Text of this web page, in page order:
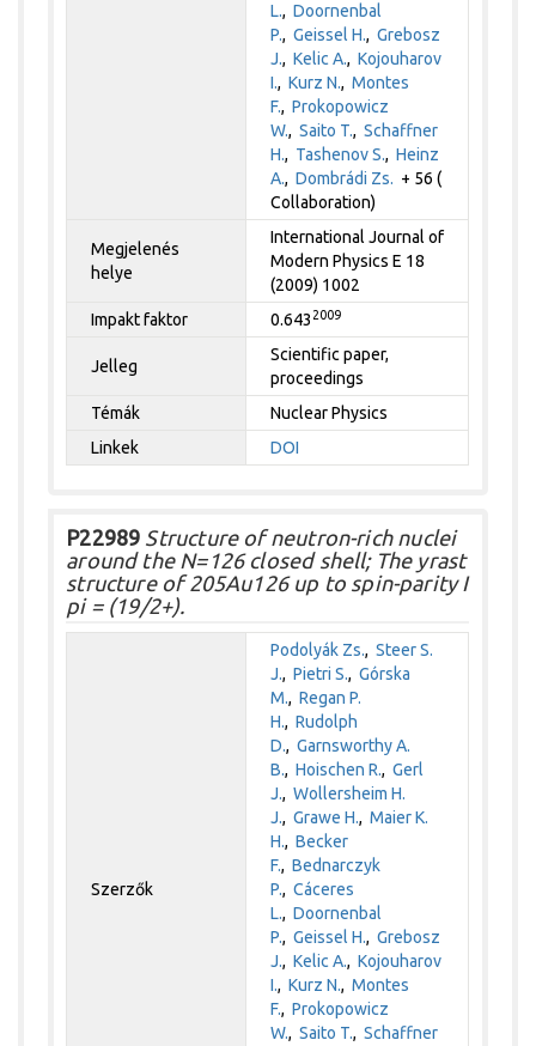
L.,Doornenbal
P.,Geissel H.,Grebosz
J.,Kelic A.,Kojouharov
I.,Kurz N.,Montes
F.,Prokopowicz
W.,Saito T.,Schaffner
H., Tashenov S.,Heinz
A.,Dombrádi Zs. + 56 (
Collaboration)
Megjelenés
helye
International Journal of
Modern Physics E 18
(2009) 1002
Impakt faktor
0.643 2009
Jelleg
Scientific paper,
proceedings
Témák
Nuclear Physics
Linkek
DOI
P22989 Structure of neutron-rich nuclei
around the N=126 closed shell; The yrast
structure of 205Au126 up to spin-parity I
pi = (19/2+).
Szerzők
Podolyák Zs.,Steer S.
J.,Pietri S.,Górska
M.,Regan P.
H.,Rudolph
D.,Garnsworthy A.
B.,Hoischen R.,Gerl
J.,Wollersheim H.
J.,Grawe H.,Maier K.
H.,Becker
F.,Bednarczyk
P.,Cáceres
L.,Doornenbal
P.,Geissel H.,Grebosz
J.,Kelic A.,Kojouharov
I.,Kurz N.,Montes
F.,Prokopowicz
W.,Saito T.,Schaffner